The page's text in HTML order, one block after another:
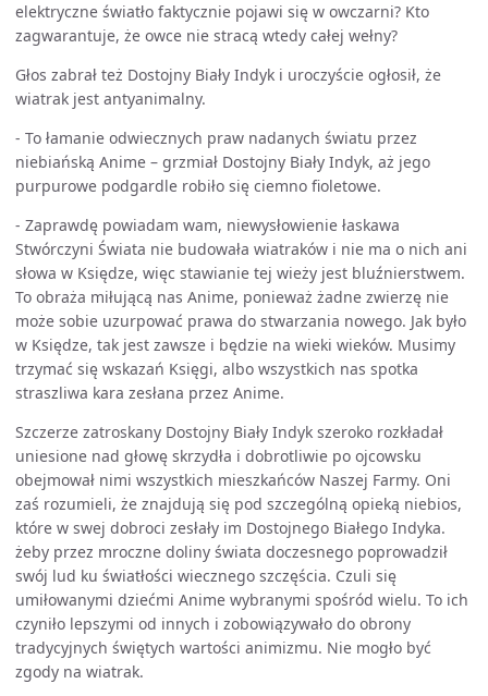
elektryczne światło faktycznie pojawi się w owczarni? Kto
zagwarantuje, że owce nie stracą wtedy całej wełny?
Głos zabrał też Dostojny Biały Indyk i uroczyście ogłosił, że
wiatrak jest antyanimalny.
- To łamanie odwiecznych praw nadanych światu przez
niebiańską Anime – grzmiał Dostojny Biały Indyk, aż jego
purpurowe podgardle robiło się ciemno fioletowe.
- Zaprawdę powiadam wam, niewysłowienie łaskawa
Stwórczyni Świata nie budowała wiatraków i nie ma o nich ani
słowa w Księdze, więc stawianie tej wieży jest bluźnierstwem.
To obraża miłującą nas Anime, ponieważ żadne zwierzę nie
może sobie uzurpować prawa do stwarzania nowego. Jak było
w Księdze, tak jest zawsze i będzie na wieki wieków. Musimy
trzymać się wskazań Księgi, albo wszystkich nas spotka
straszliwa kara zesłana przez Anime.
Szczerze zatroskany Dostojny Biały Indyk szeroko rozkładał
uniesione nad głowę skrzydła i dobrotliwie po ojcowsku
obejmował nimi wszystkich mieszkańców Naszej Farmy. Oni
zaś rozumieli, że znajdują się pod szczególną opieką niebios,
które w swej dobroci zesłały im Dostojnego Białego Indyka.
żeby przez mroczne doliny świata doczesnego poprowadził
swój lud ku światłości wiecznego szczęścia. Czuli się
umiłowanymi dziećmi Anime wybranymi spośród wielu. To ich
czyniło lepszymi od innych i zobowiązywało do obrony
tradycyjnych świętych wartości animizmu. Nie mogło być
zgody na wiatrak.